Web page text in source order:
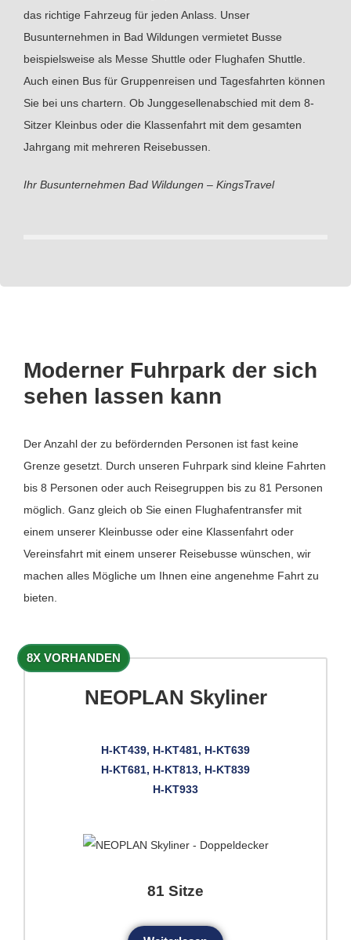
das richtige Fahrzeug für jeden Anlass. Unser
Busunternehmen in Bad Wildungen vermietet Busse
beispielsweise als Messe Shuttle oder Flughafen Shuttle.
Auch einen Bus für Gruppenreisen und Tagesfahrten können
Sie bei uns chartern. Ob Junggesellenabschied mit dem 8-
Sitzer Kleinbus oder die Klassenfahrt mit dem gesamten
Jahrgang mit mehreren Reisebussen.
Ihr Busunternehmen Bad Wildungen – KingsTravel
Moderner Fuhrpark der sich
sehen lassen kann
Der Anzahl der zu befördernden Personen ist fast keine
Grenze gesetzt. Durch unseren Fuhrpark sind kleine Fahrten
bis 8 Personen oder auch Reisegruppen bis zu 81 Personen
möglich. Ganz gleich ob Sie einen Flughafentransfer mit
einem unserer Kleinbusse oder eine Klassenfahrt oder
Vereinsfahrt mit einem unserer Reisebusse wünschen, wir
machen alles Mögliche um Ihnen eine angenehme Fahrt zu
bieten.
8X VORHANDEN
NEOPLAN Skyliner
H-KT439, H-KT481, H-KT639
H-KT681, H-KT813, H-KT839
H-KT933
81 Sitze